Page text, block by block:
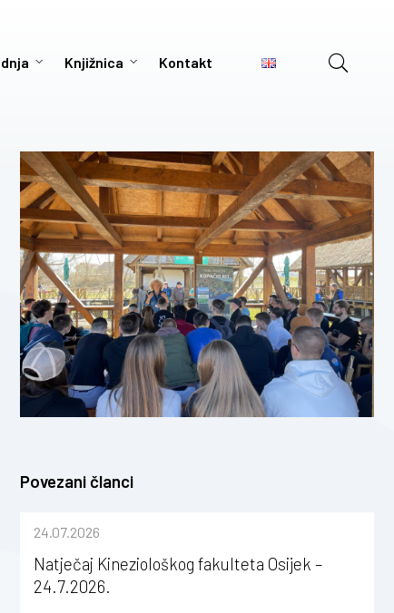
Knjižnica Kontakt
Povezani članci
24.07.2026
Natječaj Kineziološkog fakulteta Osijek –
24.7.2026.